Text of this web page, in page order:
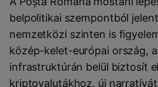
belpolitikai szempontból
nemzetközi szinten is
közép-kelet-európai ország,
infrastruktúrán belül biztosít
kriptovalutákhoz, új